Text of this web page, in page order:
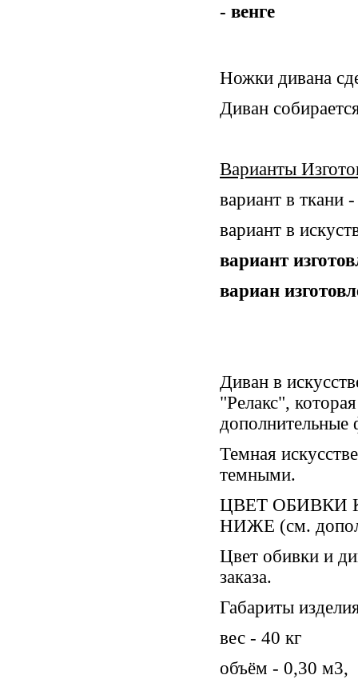
- венге
Ножки дивана
Диван
Варианты
вариант в ткани
вариант в
вариант
вариан
Диван в
"Релакс",
дополнительные
Темная
темными.
ЦВЕТ ОБИВКИ
НИЖЕ (см.
Цвет обивки и
заказа.
Габариты
вес - 40 кг
объём - 0,30 м3,